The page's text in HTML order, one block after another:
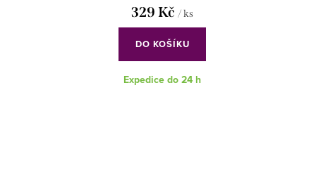
329 Kč / ks
DO KOŠÍKU
Expedice do 24 h